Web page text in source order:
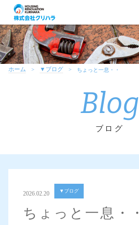
ホーム ▼ブログ ちょっと一息・・
Blog
ブログ
2026.02.20 ▼ブログ
ちょっと一息・・